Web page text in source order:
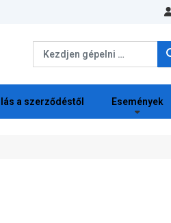
a szerződéstől Események